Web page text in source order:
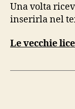
Una volta
inserirla nel
Le vecchie